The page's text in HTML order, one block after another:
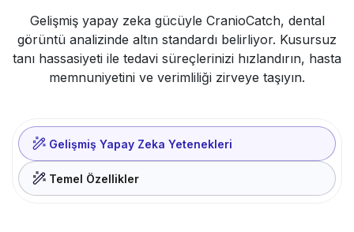
Gelişmiş yapay zeka gücüyle CranioCatch, dental
görüntü analizinde altın standardı belirliyor. Kusursuz
tanı hassasiyeti ile tedavi süreçlerinizi hızlandırın, hasta
memnuniyetini ve verimliliği zirveye taşıyın.
Gelişmiş Yapay Zeka Yetenekleri
Temel Özellikler